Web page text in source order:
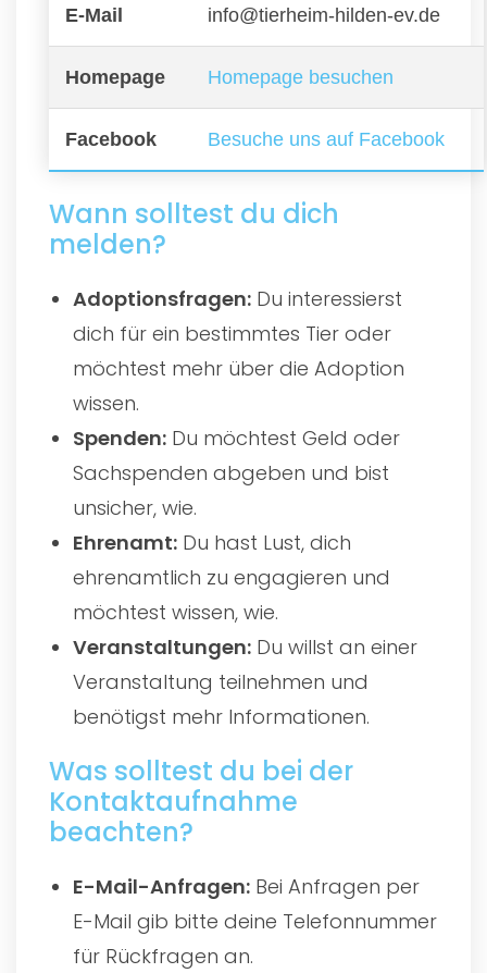
E-Mail info@tierheim-hilden-ev.de
Homepage Homepage besuchen
Facebook Besuche uns auf Facebook
Wann solltest du dich
melden?
Adoptionsfragen: Du interessierst
dich für ein bestimmtes Tier oder
möchtest mehr über die Adoption
wissen.
Spenden: Du möchtest Geld oder
Sachspenden abgeben und bist
unsicher, wie.
Ehrenamt: Du hast Lust, dich
ehrenamtlich zu engagieren und
möchtest wissen, wie.
Veranstaltungen: Du willst an einer
Veranstaltung teilnehmen und
benötigst mehr Informationen.
Was solltest du bei der
Kontaktaufnahme
beachten?
E-Mail-Anfragen: Bei Anfragen per
E-Mail gib bitte deine Telefonnummer
für Rückfragen an.